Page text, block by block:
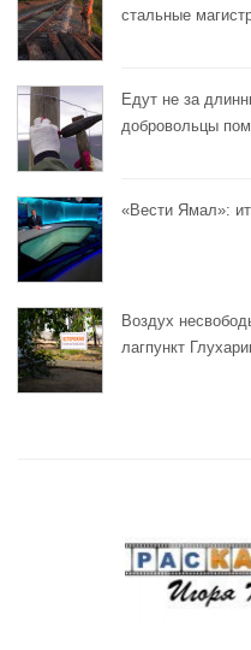
стальные
Едут не за
добровольцы
«Вести Ямал»:
Воздух
лагпункт